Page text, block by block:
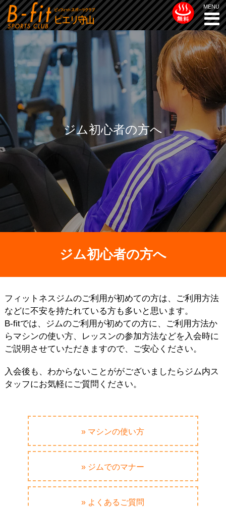
ジム初心者の方へ
ジム初心者の方へ
フィットネスジムのご利用が初めての方は、ご利用方法
などに不安を持たれている方も多いと思います。
B-fitでは、ジムのご利用が初めての方に、ご利用方法か
らマシンの使い方、レッスンの参加方法などを入会時に
ご説明させていただきますので、ご安心ください。
入会後も、わからないことががございましたらジム内ス
タッフにお気軽にご質問ください。
» マシンの使い方
» ジムでのマナー
» よくあるご質問